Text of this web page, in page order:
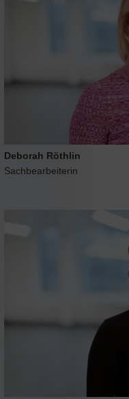
Deborah Röthlin
Sachbearbeiterin